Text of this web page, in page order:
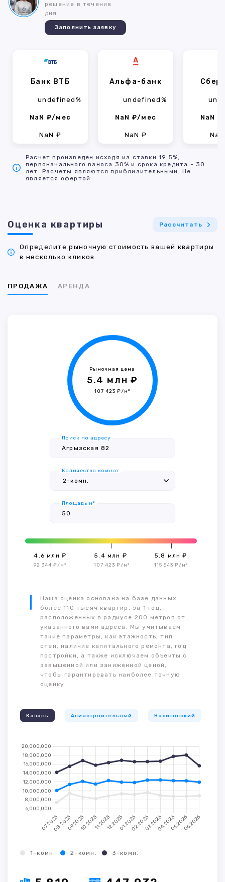
решение в течение
дня
Заполнить заявку
Банк ВТБ
undefined%
NaN ₽/мес
NaN ₽
Альфа-банк
undefined%
NaN ₽/мес
NaN ₽
NaN
Расчет произведен исходя из ставки 19.5%,
первоначального взноса 30% и срока кредита - 30
лет. Расчеты являются приблизительными. Не
является офертой.
Оценка квартиры Рассчитать
Определите рыночную стоимость вашей квартиры
в несколько кликов.
ПРОДАЖА АРЕНДА
Рыночная цена
5.4 млн ₽
107 423 ₽/м²
Поиск по адресу
Количество комнат
Площадь м²
4.6 млн ₽
92 344 ₽/м²
5.4 млн ₽
107 423 ₽/м²
5.8 млн ₽
115 543 ₽/м²
Наша оценка основана на базе данных
более 110 тысяч квартир, за 1 год,
расположенных в радиусе 200 метров от
указанного вами адреса. Мы учитываем
такие параметры, как этажность, тип
стен, наличие капитального ремонта, год
постройки, а также исключаем объекты с
завышенной или заниженной ценой,
чтобы гарантировать наиболее точную
оценку.
Казань Авиастроительный Вахитовский
1-комн. 2-комн. 3-комн.